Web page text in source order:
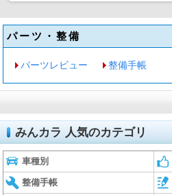
パーツ・整備
パーツレビュー 整備手帳
みんカラ 人気のカテゴリ
車種別
整備手帳